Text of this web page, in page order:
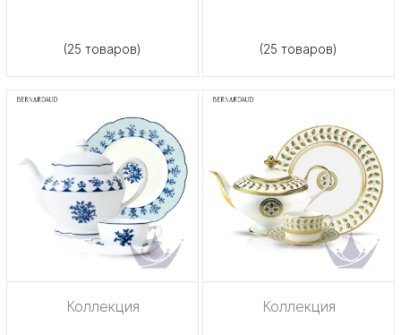
(25 товаров) (25 товаров)
Коллекция Коллекция